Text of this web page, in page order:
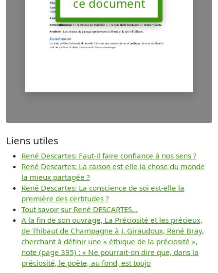
ce document
Liens utiles
René Descartes: Faut-il faire confiance à nos sens ?
René Descartes: La raison est-elle la chose du monde
la mieux partagée ?
René Descartes: La conscience de soi est-elle la
première des certitudes ?
Tout savoir sur René DESCARTES...
A la fin de son ouvrage, La Préciosité et les précieux,
de Thibaut de Champagne à J. Giraudoux, René Bray,
cherchant à définir une « éthique de la préciosité »,
note (page 395) : « Ne pourrait-on dire que, dans la
préciosité, le poète, au fond, est toujo